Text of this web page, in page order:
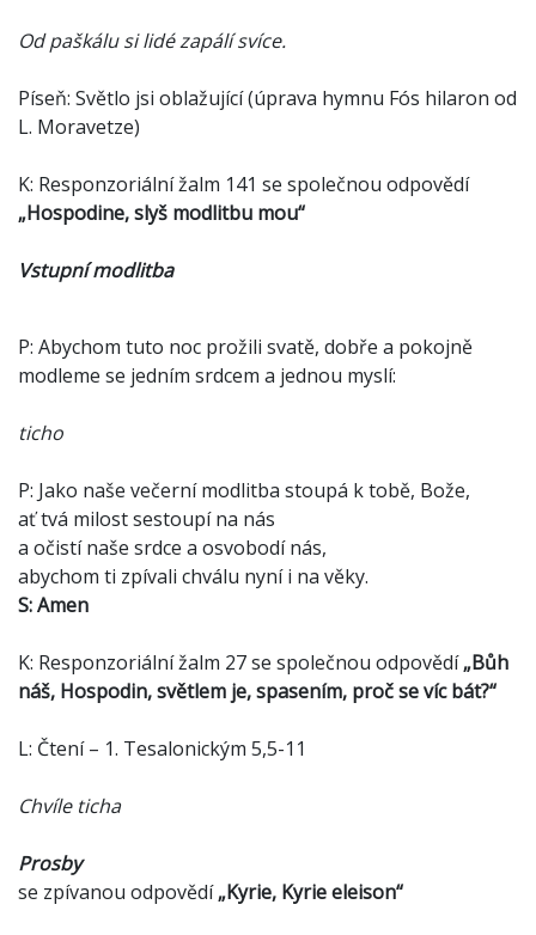
Od paškálu si lidé zapálí svíce.
Píseň: Světlo jsi oblažující (úprava hymnu Fós hilaron od
L. Moravetze)
K: Responzoriální žalm 141 se společnou odpovědí
„Hospodine, slyš modlitbu mou“
Vstupní modlitba
P: Abychom tuto noc prožili svatě, dobře a pokojně
modleme se jedním srdcem a jednou myslí:
ticho
P: Jako naše večerní modlitba stoupá k tobě, Bože,
ať tvá milost sestoupí na nás
a očistí naše srdce a osvobodí nás,
abychom ti zpívali chválu nyní i na věky.
S: Amen
K: Responzoriální žalm 27 se společnou odpovědí„Bůh
náš, Hospodin, světlem je, spasením, proč se víc bát?“
L: Čtení – 1. Tesalonickým 5,5-11
Chvíle ticha
Prosby
se zpívanou odpovědí„Kyrie, Kyrie eleison“